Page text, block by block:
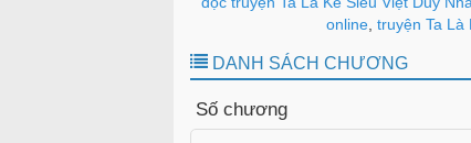
online, truyện Ta Là
DANH SÁCH CHƯƠNG
Số chương